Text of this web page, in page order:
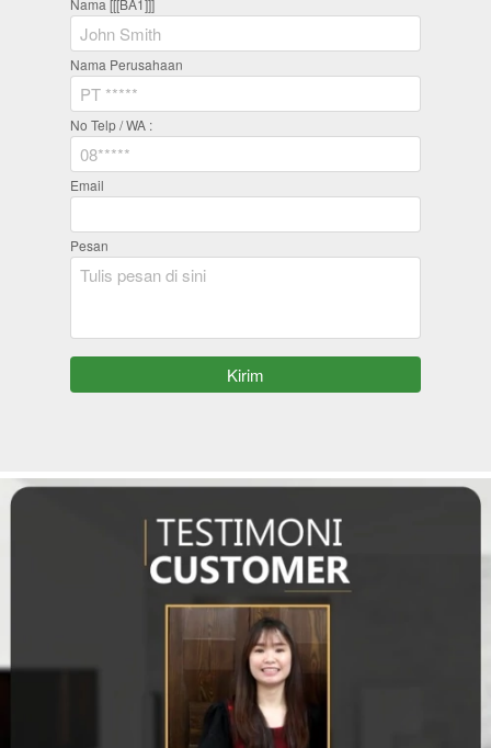
Nama [[[BA1]]]
Nama Perusahaan
No Telp / WA :
Email
Pesan
`Kirim